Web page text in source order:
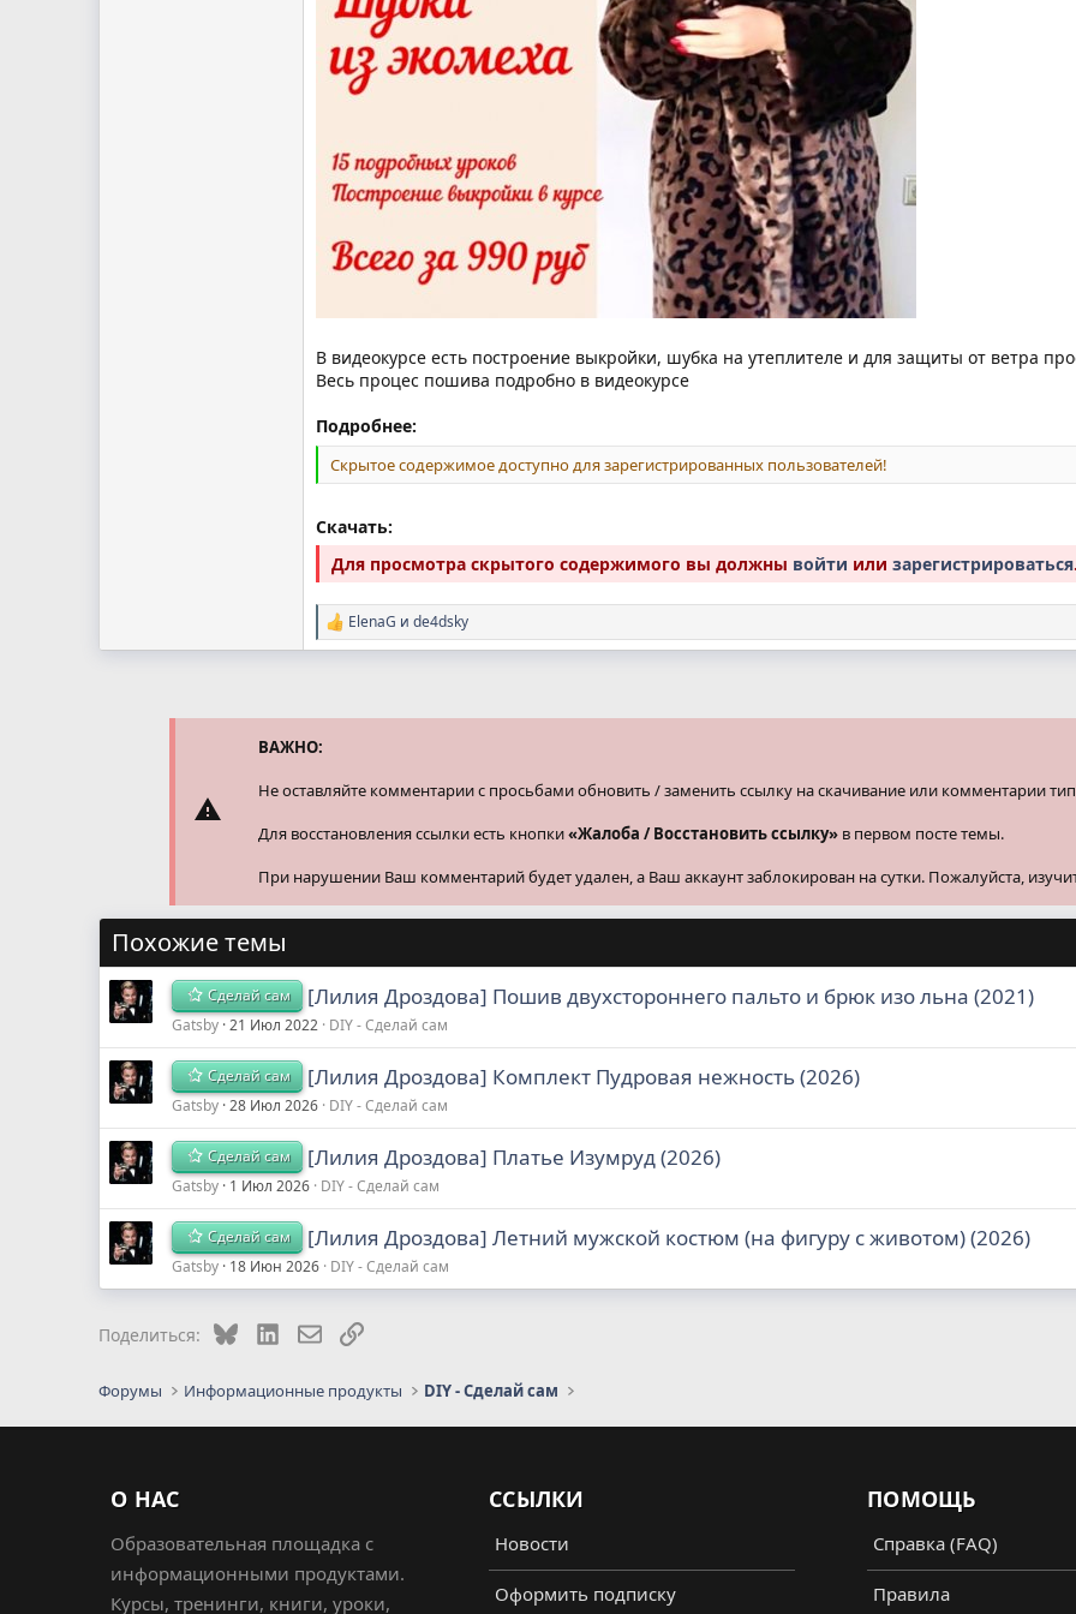
В видеокурсе есть построение выкройки, шубка на утеплителе и для защиты от ветра
Весь процес пошива подробно в видеокурсе
Подробнее:
Скрытое содержимое доступно для зарегистрированных пользователей!
Скачать:
Для просмотра скрытого содержимого вы должны войти или зарегистрироваться
Р
е
и
ElenaG и de4dsky
ВАЖНО:
Не оставляйте комментарии с просьбами обновить / заменить ссылку на скачивание или комментарии
Для восстановления ссылки есть кнопки«Жалоба / Восстановить ссылку» в первом посте темы.
При нарушении Ваш комментарий будет удален, а Ваш аккаунт заблокирован на сутки. Пожалуйста,
Похожие темы
Сделай сам [Лилия Дроздова] Пошив двухстороннего пальто и брюк изо льна (2021)
Gatsby 21 Июл 2022 DIY - Сделай сам
Сделай сам [Лилия Дроздова] Комплект Пудровая нежность (2026)
Gatsby 28 Июл 2026 DIY - Сделай сам
Сделай сам [Лилия Дроздова] Платье Изумруд (2026)
Gatsby 1 Июл 2026 DIY - Сделай сам
Сделай сам [Лилия Дроздова] Летний мужской костюм (на фигуру c животом) (2026)
Gatsby 18 Июн 2026 DIY - Сделай сам
Поделиться: BlueskyLinkedInЭлектронная почта
Ссылка
Форумы Информационные продукты DIY - Сделай сам
О НАС
Образовательная площадка с
информационными продуктами.
Курсы, тренинги, книги, уроки,
ССЫЛКИ
Новости
Оформить подписку
ПОМОЩЬ
Справка (FAQ)
Правила